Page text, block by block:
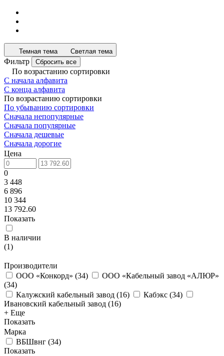
Темная тема Светлая тема
Фильтр Сбросить все
По возрастанию сортировки
С начала алфавита
С конца алфавита
По возрастанию сортировки
По убыванию сортировки
Сначала непопулярные
Сначала популярные
Сначала дешевые
Сначала дорогие
Цена
0
3 448
6 896
10 344
13 792.60
Показать
В наличии
(1)
Производители
ООО «Конкорд» (34)
ООО «Кабельный завод «АЛЮР»
(34)
Калужский кабельный завод (16) Кабэкс (34)
Ивановский кабельный завод (16)
+ Еще
Показать
Марка
ВБШвнг (34)
Показать